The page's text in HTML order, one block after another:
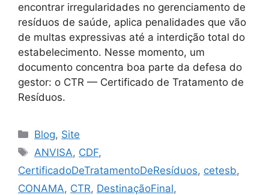
encontrar irregularidades no gerenciamento de
resíduos de saúde, aplica penalidades que vão
de multas expressivas até a interdição total do
estabelecimento. Nesse momento, um
documento concentra boa parte da defesa do
gestor: o CTR — Certificado de Tratamento de
Resíduos.
Blog, Site
ANVISA, CDF,
CertificadoDeTratamentoDeResíduos, cetesb,
CONAMA, CTR, DestinaçãoFinal,